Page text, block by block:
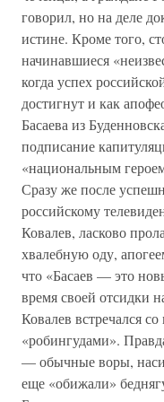
говорил, но на деле
истине. Кроме того,
начинавшиеся
когда успех
достигнут и как
Басаева из
подписание
«национальным
Сразу же после
российскому
Ковалев, ласково
хвалебную оду,
что «Басаев — это
время своей отсидки
Ковалев встречался
«робингудами».
— обычные воры,
еще «обижали»